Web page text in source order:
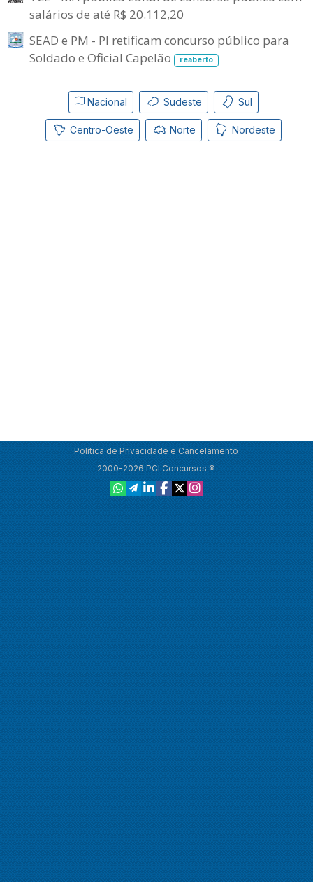
salários de até R$ 20.112,20
SEAD e PM - PI retificam concurso público para
Soldado e Oficial Capelão
reaberto
Nacional Sudeste Sul
Centro-Oeste Norte Nordeste
Política de Privacidade e Cancelamento
2000-2026 PCI Concursos ®